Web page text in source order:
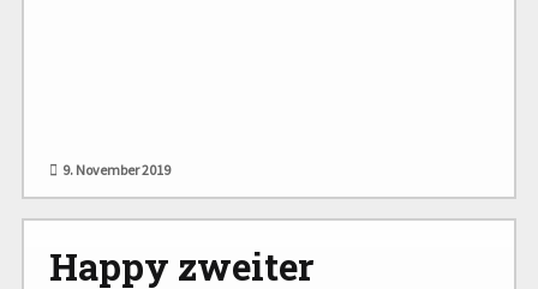
9. November 2019
Happy zweiter